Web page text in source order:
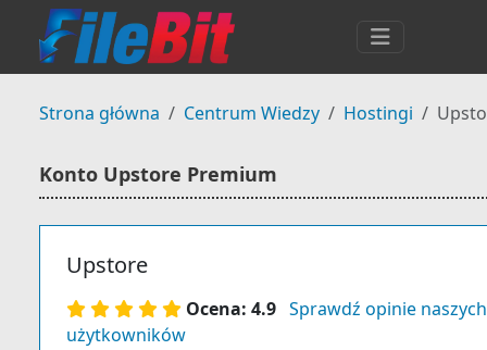
Strona główna Centrum Wiedzy Hostingi
Konto Upstore Premium
Upstore
Ocena: 4.9 Sprawdź opinie naszych
użytkowników